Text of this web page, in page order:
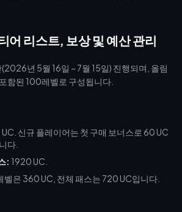
어 리스트, 보상 및 예산 관리
년 5월 16일 ~ 7월 15일) 진행되며, 올림
함된 100레벨로 구성됩니다.
신규 플레이어는 첫 구매 보너스로 60 UC
다.
: 1920 UC.
벨은 360 UC, 전체 패스는 720 UC입니다.